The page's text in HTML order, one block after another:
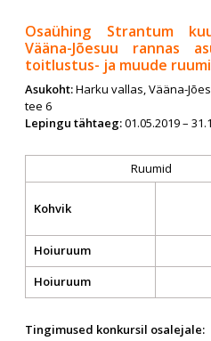
Osaühing Strantum
Vääna-Jõesuu rannas
toitlustus- ja muude
Asukoht:Harku vallas, Vääna-
tee 6
Lepingu tähtaeg:01.05.2019 –
Ruumid
Kohvik
Hoiuruum
Hoiuruum
Tingimused konkursil osalejale: